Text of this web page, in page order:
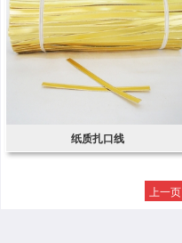
纸质扎口线
上一页